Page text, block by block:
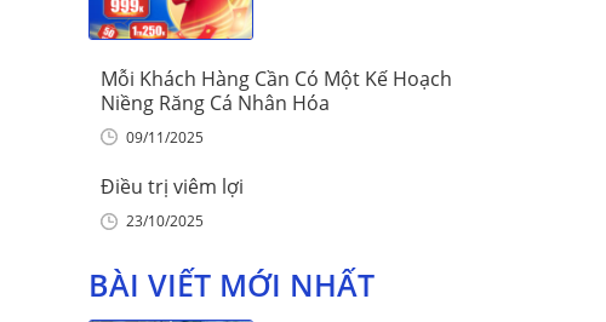
Mỗi Khách Hàng Cần Có Một Kế Hoạch
Niềng Răng Cá Nhân Hóa
09/11/2025
Điều trị viêm lợi
23/10/2025
BÀI VIẾT MỚI NHẤT